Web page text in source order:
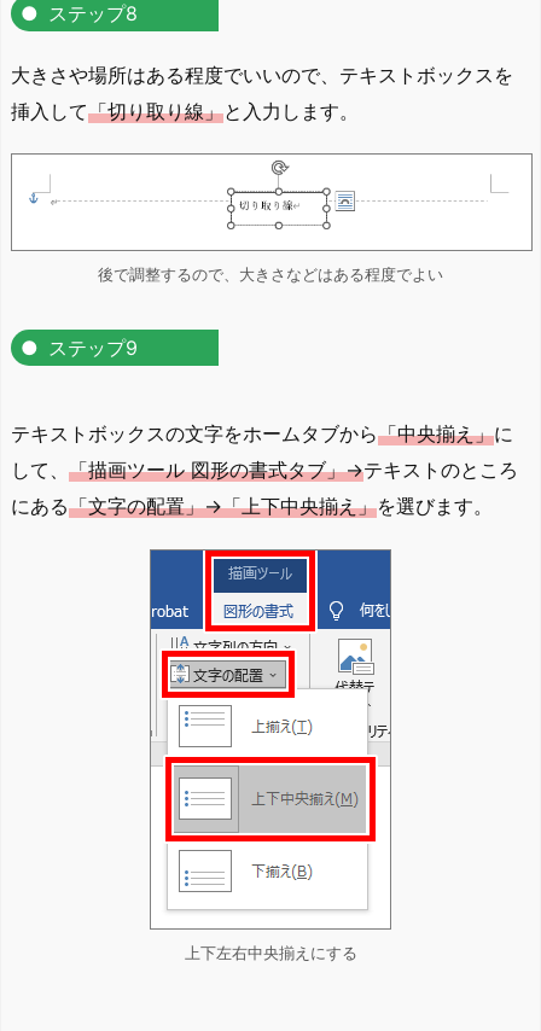
ステップ8
大きさや場所はある程度でいいので、テキストボックスを
挿入して「切り取り線」と入力します。
後で調整するので、大きさなどはある程度でよい
ステップ9
テキストボックスの文字をホームタブから「中央揃え」に
して、 「描画ツール 図形の書式タブ」→テキストのところ
にある「文字の配置」→「上下中央揃え」を選びます。
上下左右中央揃えにする